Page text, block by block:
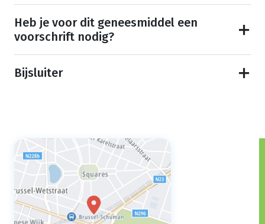
Heb je voor dit geneesmiddel een
voorschrift nodig?
Bijsluiter